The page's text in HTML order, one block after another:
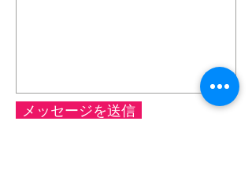
メッセージを送信